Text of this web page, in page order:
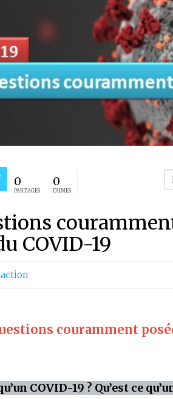
0
PARTAGES
0
J'AIMES
COVID-19
couramment
COVID-19 ? Qu’est ce